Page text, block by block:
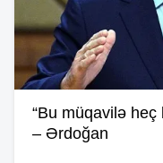
“Bu müqavilə heç
– Ərdoğan